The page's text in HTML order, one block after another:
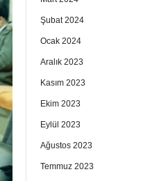
Şubat 2024
Ocak 2024
Aralık 2023
Kasım 2023
Ekim 2023
Eylül 2023
Ağustos 2023
Temmuz 2023